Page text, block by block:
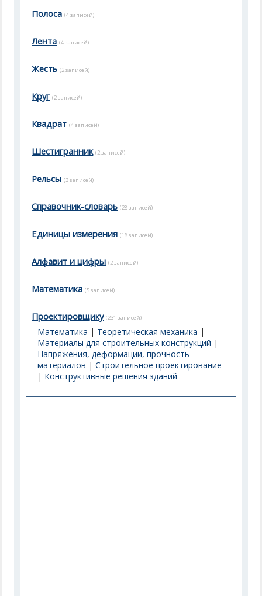
Полоса (4 записей)
Лента (4 записей)
Жесть (2 записей)
Круг (2 записей)
Квадрат (4 записей)
Шестигранник (2 записей)
Рельсы (3 записей)
Справочник-словарь (28 записей)
Единицы измерения (18 записей)
Алфавит и цифры (2 записей)
Математика (5 записей)
Проектировщику (231 записей)
Математика | Теоретическая механика |
Материалы для строительных конструкций |
Напряжения, деформации, прочность
материалов |Строительное проектирование
| Конструктивные решения зданий